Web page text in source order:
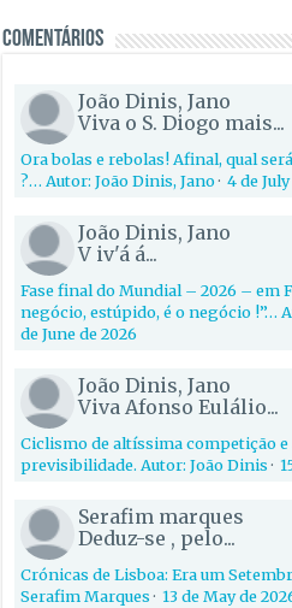
Comentários
João Dinis, Jano
Viva o S. Diogo mais...
Ora bolas e rebolas! Afinal, qual
?… Autor: João Dinis, Jano·4 de
João Dinis, Jano
V iv'á á...
Fase final do Mundial – 2026 – em
negócio, estúpido, é o negócio !”…
de June de 2026
João Dinis, Jano
Viva Afonso Eulálio...
Ciclismo de altíssima competição
previsibilidade. Autor: João Dinis·
Serafim marques
Deduz-se , pelo...
Crónicas de Lisboa: Era um
Serafim Marques·13 de May de